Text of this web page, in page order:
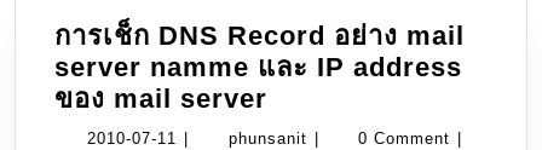
การเช็ก DNS Record อย่าง mail
server namme และ IP address
ของ mail server
เช็ก
2010-07-11 2010- phunsanit phunsanit0 Comment